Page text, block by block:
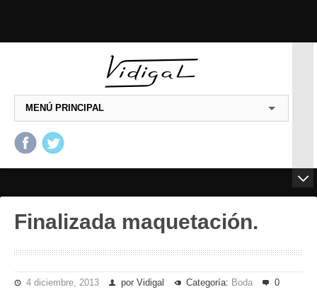
MENÚ PRINCIPAL
Finalizada maquetación.
4 diciembre, 2013 por Vidigal Categoría: Boda 0